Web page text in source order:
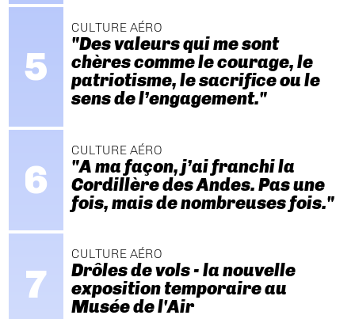
CULTURE AÉRO
"Des valeurs qui me sont
chères comme le courage, le
patriotisme, le sacrifice ou le
sens de l’engagement."
CULTURE AÉRO
"A ma façon, j’ai franchi la
Cordillère des Andes. Pas une
fois, mais de nombreuses fois."
CULTURE AÉRO
Drôles de vols - la nouvelle
exposition temporaire au
Musée de l'Air